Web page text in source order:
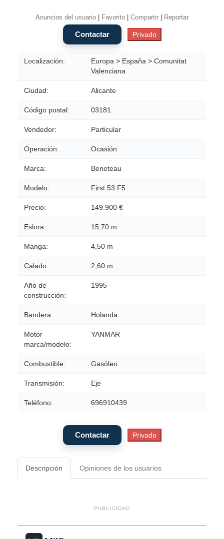
Anuncios del usuario Favorito Compartir Reportar
Localización:
Europa > España > Comunitat
Valenciana
Ciudad: Alicante
Código postal: 03181
Vendedor: Particular
Operación: Ocasión
Marca: Beneteau
Modelo: First 53 F5
Precio: 149.900 €
Eslora: 15,70 m
Manga: 4,50 m
Calado: 2,60 m
Año de
construcción:
1995
Bandera: Holanda
Motor
marca/modelo:
YANMAR
Combustible: Gasóleo
Transmisión: Eje
Teléfono: 696910439
Descripción Opiniones de los usuarios
PUBLICIDAD